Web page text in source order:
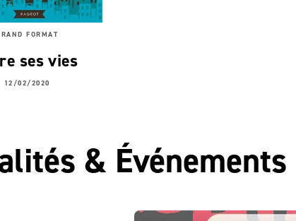
FORMAT
ses vies
12/02/2020
& Événements